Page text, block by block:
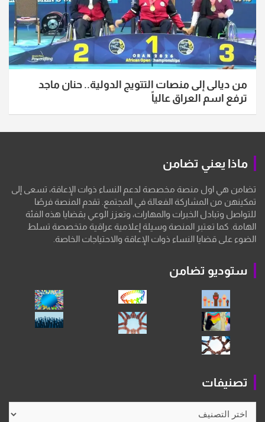
من ديالى إلى منصات التتويج الدولية.. حنان ماجد
ترفع اسم العراق عالياً
ماذا يعني تضامن
تضامن هي اول منصة مخصصة لدعم النساء ذوات الإعاقة، تسعى إلى
تمكينهن من المشاركة الفعالة في المجتمع. تقدم المنصة فرصًا
للتواصل وتبادل الخبرات والمهارات، وتعزز الوعي بقضايا هذه الفئة
الهامة. كما تعتبر المنصة وسيلة إعلامية عراقية متخصصة تسلط
الضوء على قضايا النساء ذوات الإعاقة والاحتياجات الخاصة.
ستوديو تضامن
تصنيفات
تصنيفات